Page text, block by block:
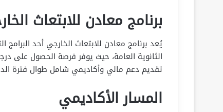
برنامج معادن للابتعاث
يُعد برنامج معادن للابتعاث الخارجي أحد
الثانوية العامة، حيث يوفر فرصة الحصول
تقديم دعم مالي وأكاديمي شامل طوال فترة
المسار الأكاديمي